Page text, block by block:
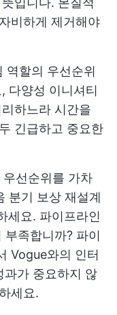
비하게 제거해야
역할의 우선순위
다양성 이니셔티
하느라 시간을
긴급하고 중요한
선순위를 가차
분기 보상 재설계
세요. 파이프라인
족합니까? 파이
Vogue와의 인터
과가 중요하지 않
세요.